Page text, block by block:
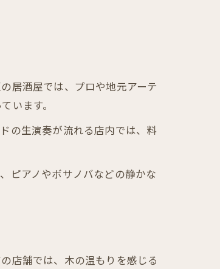
居酒屋では、プロや地元アーテ
います。
の生演奏が流れる店内では、料
ピアノやボサノバなどの静かな
店舗では、木の温もりを感じる